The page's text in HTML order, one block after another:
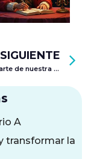
SIGUIENTE
Reciclar es parte de nuestra comunidad: Usa los puntos de reciclaje
A
transformar la